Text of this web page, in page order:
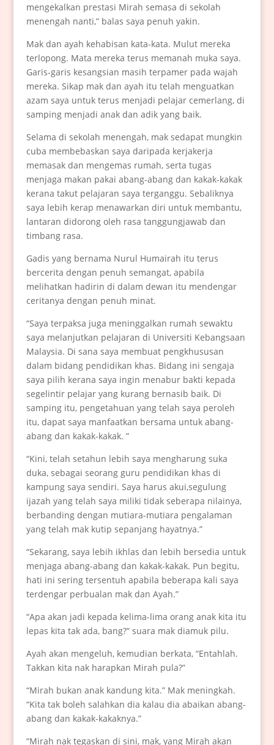
mengekalkan prestasi Mirah semasa di sekolah
menengah nanti,” balas saya penuh yakin.
Mak dan ayah kehabisan kata-kata. Mulut mereka
terlopong. Mata mereka terus memanah muka saya.
Garis-garis kesangsian masih terpamer pada wajah
mereka. Sikap mak dan ayah itu telah menguatkan
azam saya untuk terus menjadi pelajar cemerlang, di
samping menjadi anak dan adik yang baik.
Selama di sekolah menengah, mak sedapat mungkin
cuba membebaskan saya daripada kerjakerja
memasak dan mengemas rumah, serta tugas
menjaga makan pakai abang-abang dan kakak-kakak
kerana takut pelajaran saya terganggu. Sebaliknya
saya lebih kerap menawarkan diri untuk membantu,
lantaran didorong oleh rasa tanggungjawab dan
timbang rasa.
Gadis yang bernama Nurul Humairah itu terus
bercerita dengan penuh semangat, apabila
melihatkan hadirin di dalam dewan itu mendengar
ceritanya dengan penuh minat.
“Saya terpaksa juga meninggalkan rumah sewaktu
saya melanjutkan pelajaran di Universiti Kebangsaan
Malaysia. Di sana saya membuat pengkhususan
dalam bidang pendidikan khas. Bidang ini sengaja
saya pilih kerana saya ingin menabur bakti kepada
segelintir pelajar yang kurang bernasib baik. Di
samping itu, pengetahuan yang telah saya peroleh
itu, dapat saya manfaatkan bersama untuk abang-
abang dan kakak-kakak. ”
“Kini, telah setahun lebih saya mengharung suka
duka, sebagai seorang guru pendidikan khas di
kampung saya sendiri. Saya harus akui,segulung
ijazah yang telah saya miliki tidak seberapa nilainya,
berbanding dengan mutiara-mutiara pengalaman
yang telah mak kutip sepanjang hayatnya.”
“Sekarang, saya lebih ikhlas dan lebih bersedia untuk
menjaga abang-abang dan kakak-kakak. Pun begitu,
hati ini sering tersentuh apabila beberapa kali saya
terdengar perbualan mak dan Ayah.”
“Apa akan jadi kepada kelima-lima orang anak kita itu
lepas kita tak ada, bang?” suara mak diamuk pilu.
Ayah akan mengeluh, kemudian berkata, “Entahlah.
Takkan kita nak harapkan Mirah pula?”
“Mirah bukan anak kandung kita.” Mak meningkah.
“Kita tak boleh salahkan dia kalau dia abaikan abang-
abang dan kakak-kakaknya.”
“Mirah nak tegaskan di sini, mak, yang Mirah akan